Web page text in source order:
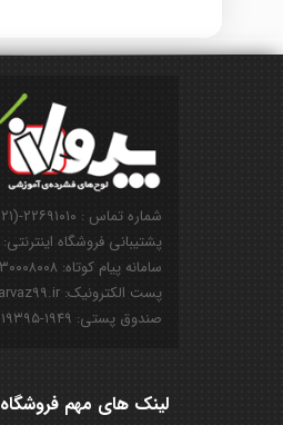
شماره تماس : ۲۲۶۹۱۰۱۰-(۰۲۱)
پشتیبانی فروشگاه اینترنتی: ۰۹۱۲۸۵۰۱۱۲۵
سامانه پیام کوتاه: ۳۰۰۰۸۰۰۸
پست الکترونیک: info@parvaz99.ir
صندوق پستی: ۱۹۴۹-۱۹۳۹۵
لینک های مهم فروشگاه